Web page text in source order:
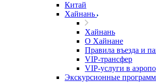
Китай
Хайнань
Хайнань
О Хайнане
Правила въезда и
VIP-трансфер
VIP-услуги в
Экскурсионные